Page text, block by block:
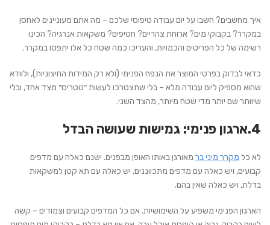
איך מחשבים? חשבו על יום עבודה טיפוסי שלכם – מה אתם מעוניינים לאחסן
במקרר? בקבוקי מים? ארוחת צהריים? חטיפים? משקאות אנרגיה? הכינו
רשימה של כל הפריטים והכמויות, והעריכו כמה שטח כל אלו יתפסו במקרר.
כדאי לבדוק בפרטי המוצר את הנפח הפנימי (ולא רק המידות החיצוניות), ולוודא
שהוא מספיק ליום עבודה מלא – בלי שתצטרכו לעשות ״טטריס״ מצד אחד, ובלי
שיוותר שם יותר מדי שטח מיותר, מהצד השני.
4.ארגון פנימי: גמישות שעושה הבדל
לא כל מקרר מיני בר מאורגן באותו האופן מבפנים. ישנם כאלה עם מדפים
קבועים, ויש כאלה עם מדפים מתכווננים. יש כאלה עם תא קטן למשקאות
בדלת, ויש כאלה שאין בהם.
הארגון הפנימי משפיע על השימושיות. אם כל המדפים קבועים וצמודים – קשה